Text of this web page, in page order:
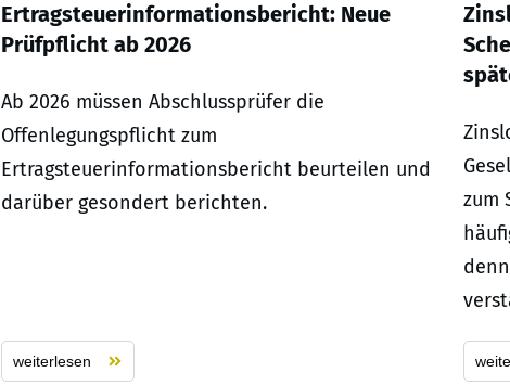
Ertragsteuerinformationsbericht: Neue
Prüfpflicht ab 2026
Ab 2026 müssen Abschlussprüfer die
Offenlegungspflicht zum
Ertragsteuerinformationsbericht beurteilen und
darüber gesondert berichten.
weiterlesen
zum